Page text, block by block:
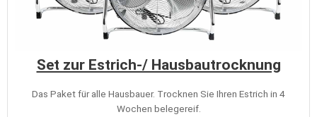
Set zur Estrich-/ Hausbautrocknung
Das Paket für alle Hausbauer. Trocknen Sie Ihren Estrich in 4
Wochen belegereif.